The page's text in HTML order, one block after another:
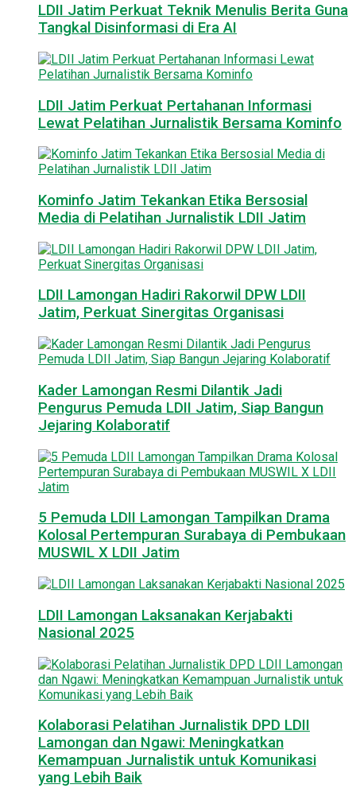
LDII Jatim Perkuat Teknik Menulis Berita Guna
Tangkal Disinformasi di Era AI
LDII Jatim Perkuat Pertahanan Informasi
Lewat Pelatihan Jurnalistik Bersama Kominfo
Kominfo Jatim Tekankan Etika Bersosial
Media di Pelatihan Jurnalistik LDII Jatim
LDII Lamongan Hadiri Rakorwil DPW LDII
Jatim, Perkuat Sinergitas Organisasi
Kader Lamongan Resmi Dilantik Jadi
Pengurus Pemuda LDII Jatim, Siap Bangun
Jejaring Kolaboratif
5 Pemuda LDII Lamongan Tampilkan Drama
Kolosal Pertempuran Surabaya di Pembukaan
MUSWIL X LDII Jatim
LDII Lamongan Laksanakan Kerjabakti
Nasional 2025
Kolaborasi Pelatihan Jurnalistik DPD LDII
Lamongan dan Ngawi: Meningkatkan
Kemampuan Jurnalistik untuk Komunikasi
yang Lebih Baik